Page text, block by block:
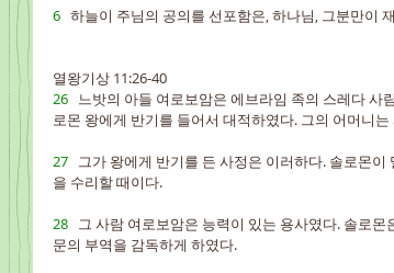
6 하늘이 주님의 공의를 선포함은, 하나님, 그분만이
열왕기상 11:26-40
26 느밧의 아들 여로보암은 에브라임 족의 스레다
로몬 왕에게 반기를 들어서 대적하였다. 그의 어머니는
27 그가 왕에게 반기를 든 사정은 이러하다. 솔로몬이
을 수리할 때이다.
28 그 사람 여로보암은 능력이 있는 용사였다. 솔로
문의 부역을 감독하게 하였다.